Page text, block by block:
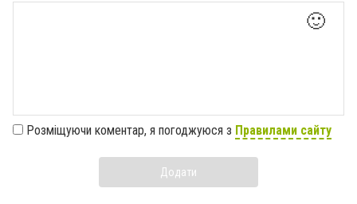
🙂
Розміщуючи коментар, я погоджуюся з Правилами сайту
Додати